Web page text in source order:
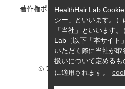
著作権ポリシー/免責事項
© 2023-2026 HealthHair
HealthHair Lab
シー」といいます。
「当社」といいます
Lab（以下「本サイト
いただく際に当社が
扱いについて定めるも
に適用されます。